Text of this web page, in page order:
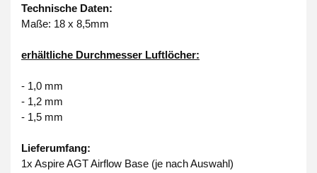
Technische Daten:
Maße: 18 x 8,5mm
erhältliche Durchmesser Luftlöcher:
- 1,0 mm
- 1,2 mm
- 1,5 mm
Lieferumfang:
1x Aspire AGT Airflow Base (je nach Auswahl)